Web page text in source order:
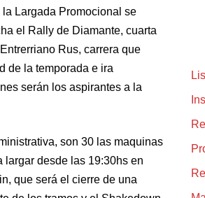
la Largada Promocional se
el Rally de Diamante, cuarta
Rus, carrera que
de la temporada e ira
serán los aspirantes a la
son 30 las maquinas
largar desde las 19:30hs en
que será el cierre de una